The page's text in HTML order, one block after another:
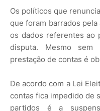
Os políticos que
que foram barrados
os dados referentes ao
disputa. Mesmo sem
prestação de contas é
De acordo com a Lei
contas fica impedido de
partidos é a